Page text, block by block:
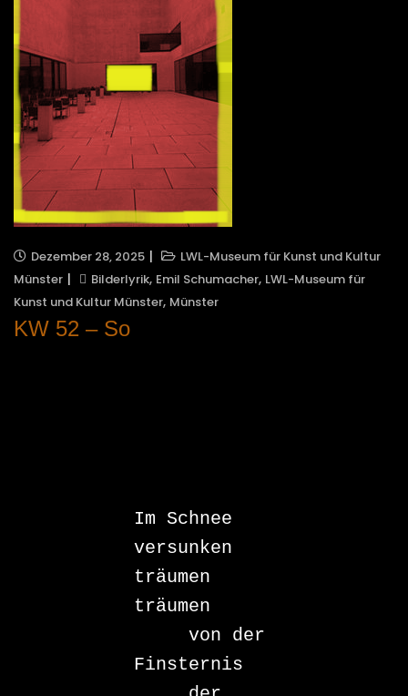
Dezember 28, 2025
LWL-Museum für Kunst und Kultur
Münster
Bilderlyrik, Emil Schumacher, LWL-Museum für
Kunst und Kultur Münster, Münster
KW 52 – So
Im Schnee
versunken
träumen
träumen
Finsternis